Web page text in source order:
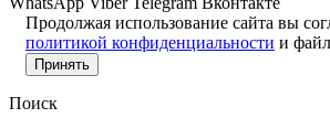
Продолжая использование сайта вы
политикой конфиденциальности и
Принять
Поиск